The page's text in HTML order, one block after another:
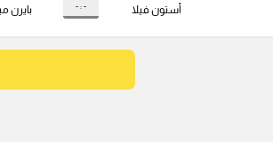
أستون فيلا - : - بايرن